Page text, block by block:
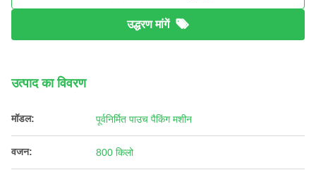
उद्धरण मांगें
उत्पाद का विवरण
मॉडल: पूर्वनिर्मित पाउच पैकिंग मशीन
वजन: 800 किलो